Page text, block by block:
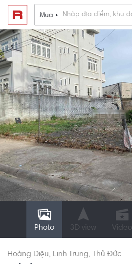
Mua •
Photo 3D view Video
Hoàng Diệu Linh Trung Thủ Đức